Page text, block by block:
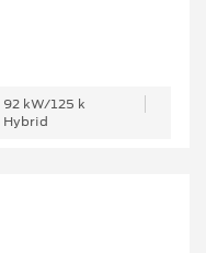
92 kW/125 k
Hybrid